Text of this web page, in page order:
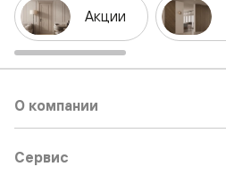
Акции
О компании
Сервис